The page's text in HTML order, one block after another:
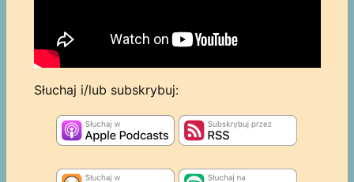
Słuchaj i/lub subskrybuj: